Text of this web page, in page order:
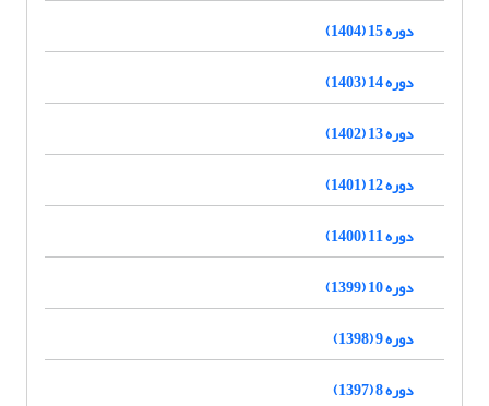
دوره 15 (1404)
دوره 14 (1403)
دوره 13 (1402)
دوره 12 (1401)
دوره 11 (1400)
دوره 10 (1399)
دوره 9 (1398)
دوره 8 (1397)